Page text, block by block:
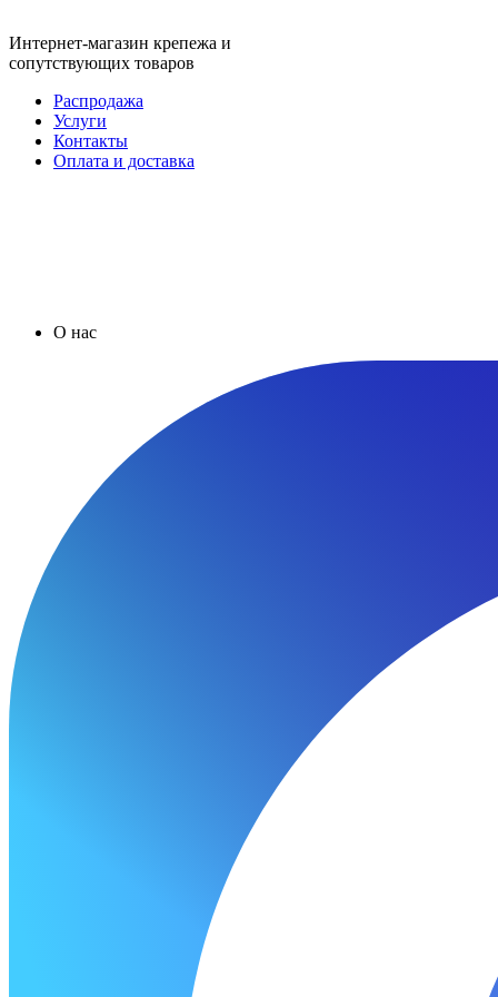
Интернет-магазин крепежа и
сопутствующих товаров
Распродажа
Услуги
Контакты
Оплата и доставка
О нас